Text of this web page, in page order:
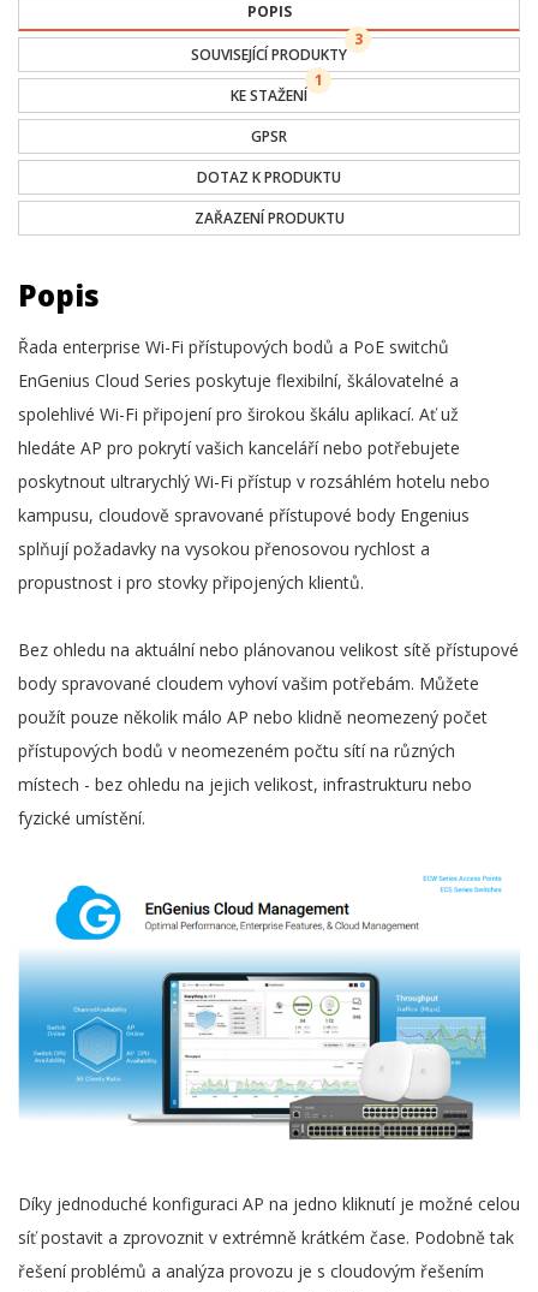
POPIS
SOUVISEJÍCÍ PRODUKTY
3
KE STAŽENÍ
1
GPSR
DOTAZ K PRODUKTU
ZAŘAZENÍ PRODUKTU
Popis
Řada enterprise Wi-Fi přístupových bodů a PoE switchů
EnGenius Cloud Series poskytuje flexibilní, škálovatelné a
spolehlivé Wi-Fi připojení pro širokou škálu aplikací. Ať už
hledáte AP pro pokrytí vašich kanceláří nebo potřebujete
poskytnout ultrarychlý Wi-Fi přístup v rozsáhlém hotelu nebo
kampusu, cloudově spravované přístupové body Engenius
splňují požadavky na vysokou přenosovou rychlost a
propustnost i pro stovky připojených klientů.
Bez ohledu na aktuální nebo plánovanou velikost sítě přístupové
body spravované cloudem vyhoví vašim potřebám. Můžete
použít pouze několik málo AP nebo klidně neomezený počet
přístupových bodů v neomezeném počtu sítí na různých
místech - bez ohledu na jejich velikost, infrastrukturu nebo
fyzické umístění.
Díky jednoduché konfiguraci AP na jedno kliknutí je možné celou
síť postavit a zprovoznit v extrémně krátkém čase. Podobně tak
řešení problémů a analýza provozu je s cloudovým řešením